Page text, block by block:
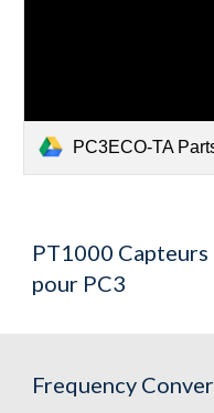
PC3ECO-TA
PT1000
pour PC3
Frequency